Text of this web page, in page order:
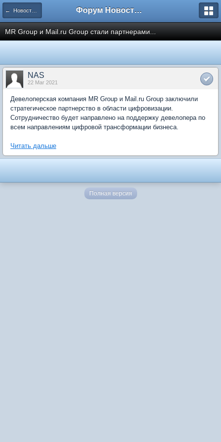
← Новости рынка недвижимости Форум Новостройки
MR Group и Mail.ru Group стали партнерами...
NAS
22 Mar 2021
Девелоперская компания MR Group и Mail.ru Group заключили
стратегическое партнерство в области цифровизации.
Сотрудничество будет направлено на поддержку девелопера по
всем направлениям цифровой трансформации бизнеса.
Читать дальше
Полная версия